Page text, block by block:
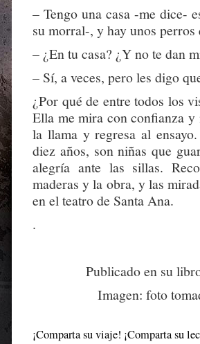
– Tengo una casa -me dice-
su morral-, y hay unos perros
– ¿En tu casa? ¿Y no te dan
– Sí, a veces, pero les digo
¿Por qué de entre todos los
Ella me mira con confianza y
la llama y regresa al
diez años, son niñas que
alegría ante las sillas.
maderas y la obra, y las
en el teatro de Santa Ana.
.
Publicado en su
Imagen: foto
¡Comparta su viaje! ¡Comparta su